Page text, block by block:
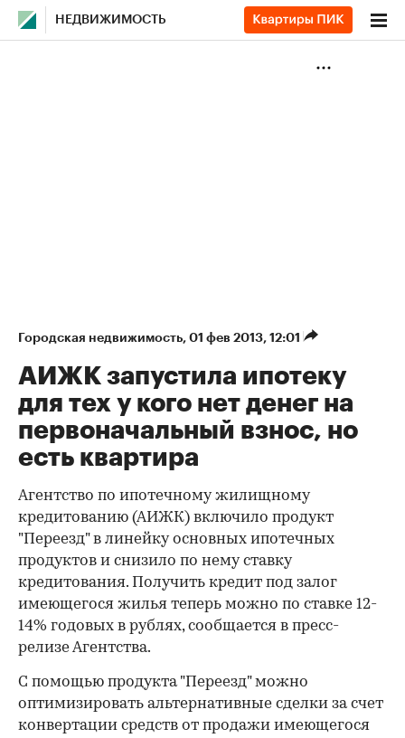
НЕДВИЖИМОСТЬ
Городская недвижимость⁠, 01 фев 2013, 12:01
АИЖК запустила ипотеку
для тех у кого нет денег на
первоначальный взнос, но
есть квартира
Агентство по ипотечному жилищному
кредитованию (АИЖК) включило продукт
"Переезд" в линейку основных ипотечных
продуктов и снизило по нему ставку
кредитования. Получить кредит под залог
имеющегося жилья теперь можно по ставке 12-
14% годовых в рублях, сообщается в пресс-
релизе Агентства.
С помощью продукта "Переезд" можно
оптимизировать альтернативные сделки за счет
конвертации средств от продажи имеющегося